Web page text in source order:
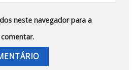
neste navegador para a